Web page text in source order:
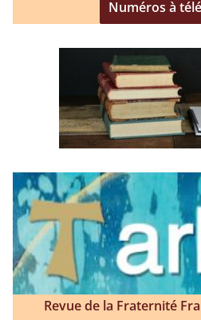
Numéros à
Revue de la Fraternité